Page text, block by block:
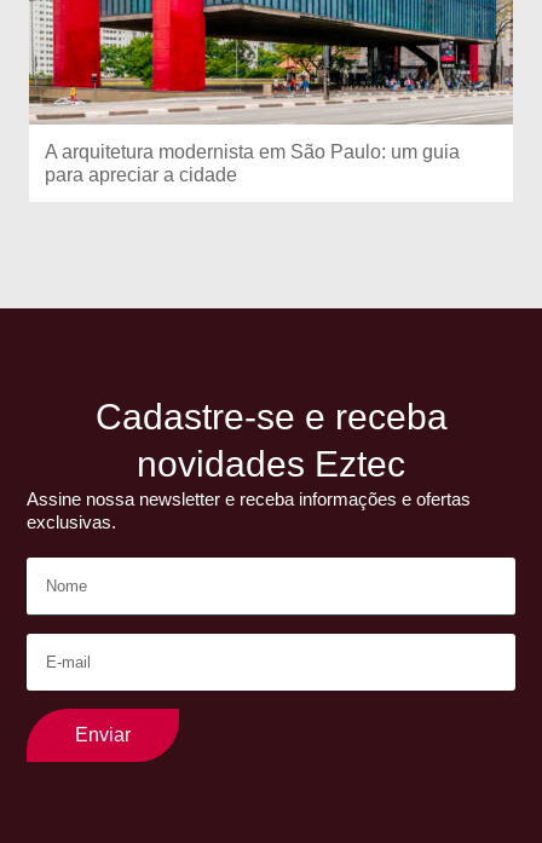
A arquitetura modernista em São Paulo: um guia
para apreciar a cidade
Cadastre-se e receba
novidades Eztec
Assine nossa newsletter e receba informações e ofertas
exclusivas.
Enviar